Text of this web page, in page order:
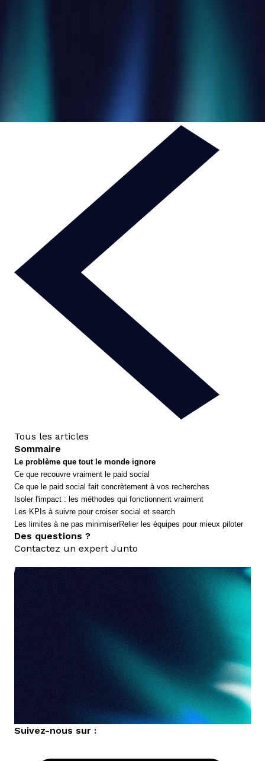
Tous les articles
Sommaire
Le problème que tout le monde ignore
Ce que recouvre vraiment le paid social
Ce que le paid social fait concrètement à vos recherches
Isoler l'impact : les méthodes qui fonctionnent vraiment
Les KPIs à suivre pour croiser social et search
Les limites à ne pas minimiserRelier les équipes pour mieux piloter
Des questions ?
Contactez un expert Junto
Suivez-nous sur :